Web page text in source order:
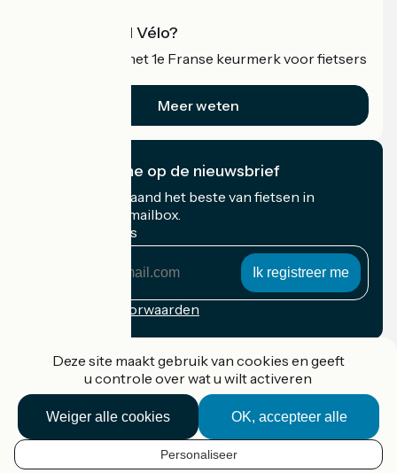
NL
Wat is Accueil Vélo?
Accueil Vélo is het 1e Franse keurmerk voor fietsers
Meer weten
Ik abonneer me op de nieuwsbrief
Ontvang elke maand het beste van fietsen in
Frankrijk in uw mailbox.
Mijn e-mailadres
Inschrijvingsvoorwaarden
Accueil Vélo Pro
Contact
Wettelijke informatie
Deze site maakt gebruik van cookies en geeft
u controle over wat u wilt activeren
OK, accepteer alle
Weiger alle cookies
Personaliseer